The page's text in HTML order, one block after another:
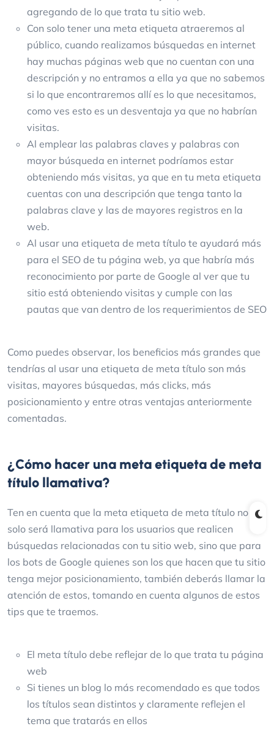
agregando de lo que trata tu sitio web.
Con solo tener una meta etiqueta atraeremos al
público, cuando realizamos búsquedas en internet
hay muchas páginas web que no cuentan con una
descripción y no entramos a ella ya que no sabemos
si lo que encontraremos allí es lo que necesitamos,
como ves esto es un desventaja ya que no habrían
visitas.
Al emplear las palabras claves y palabras con
mayor búsqueda en internet podríamos estar
obteniendo más visitas, ya que en tu meta etiqueta
cuentas con una descripción que tenga tanto la
palabras clave y las de mayores registros en la
web.
Al usar una etiqueta de meta título te ayudará más
para el SEO de tu página web, ya que habría más
reconocimiento por parte de Google al ver que tu
sitio está obteniendo visitas y cumple con las
pautas que van dentro de los requerimientos de SEO
Como puedes observar, los beneficios más grandes que
tendrías al usar una etiqueta de meta título son más
visitas, mayores búsquedas, más clicks, más
posicionamiento y entre otras ventajas anteriormente
comentadas.
¿Cómo hacer una meta etiqueta de meta
título llamativa?
Ten en cuenta que la meta etiqueta de meta título no
solo será llamativa para los usuarios que realicen
búsquedas relacionadas con tu sitio web, sino que para
los bots de Google quienes son los que hacen que tu sitio
tenga mejor posicionamiento, también deberás llamar la
atención de estos, tomando en cuenta algunos de estos
tips que te traemos.
El meta título debe reflejar de lo que trata tu página
web
Si tienes un blog lo más recomendado es que todos
los títulos sean distintos y claramente reflejen el
tema que tratarás en ellos